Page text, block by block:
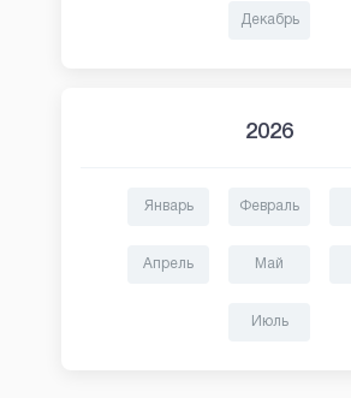
Декабрь
2026
Январь Февраль
Апрель Май
Июль